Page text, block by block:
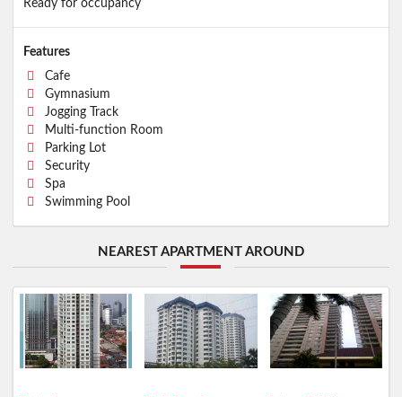
Ready for occupancy
Features
Cafe
Gymnasium
Jogging Track
Multi-function Room
Parking Lot
Security
Spa
Swimming Pool
NEAREST APARTMENT AROUND